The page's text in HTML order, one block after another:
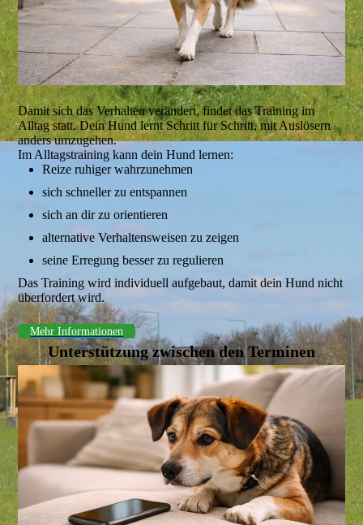
Damit sich das Verhalten verändert, findet das Training im
Alltag statt. Dein Hund lernt Schritt für Schritt, mit Auslösern
anders umzugehen.
Im Alltagstraining kann dein Hund lernen:
Reize ruhiger wahrzunehmen
sich schneller zu entspannen
sich an dir zu orientieren
alternative Verhaltensweisen zu zeigen
seine Erregung besser zu regulieren
Das Training wird individuell aufgebaut, damit dein Hund nicht
überfordert wird.
Mehr Informationen
Unterstützung zwischen den Terminen